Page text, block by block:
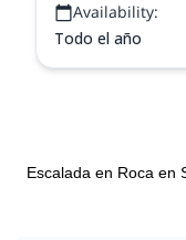
Availability:
Todo el año
Escalada en Roca en